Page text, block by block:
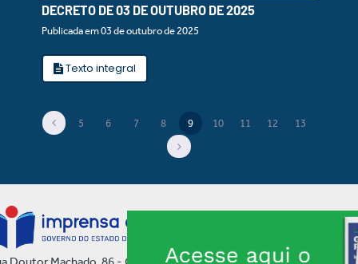
DECRETO DE 03 DE OUTUBRO DE 2025
Publicada em 03 de outubro de 2025
Texto integral
5 6 7 8 9(current)
10 11 12 13